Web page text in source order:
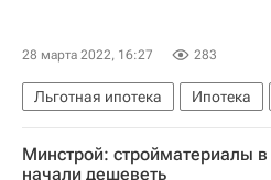
28 марта 2022, 16:27 283
Льготная ипотека Ипотека
Владимир Путин
Центральный Банк РФ (ЦБ РФ)
Минстрой: стройматериалы в
начали дешеветь